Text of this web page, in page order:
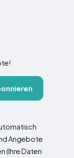
Angebote
(Ihre Daten